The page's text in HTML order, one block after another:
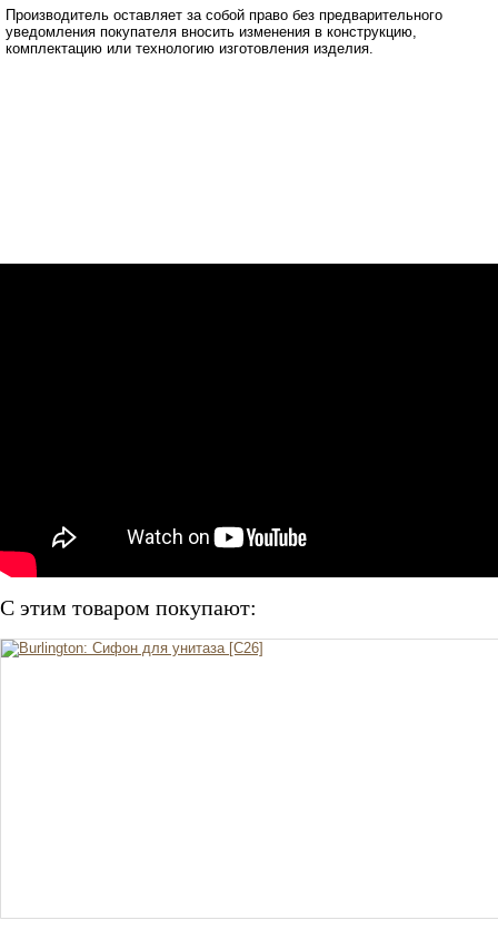
Производитель оставляет за собой право без предварительного
уведомления покупателя вносить изменения в конструкцию,
комплектацию или технологию изготовления изделия.
С этим товаром покупают: